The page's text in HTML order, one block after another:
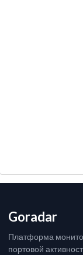
Goradar
Платформа
портовой